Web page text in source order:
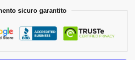
sicuro garantito